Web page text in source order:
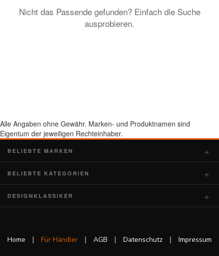
Nicht das Passende gefunden? Einfach die Suche
ausprobieren.
Alle Angaben ohne Gewähr. Marken- und Produktnamen sind
Eigentum der jeweiligen Rechteinhaber.
BELIEBTE MARKEN
BELIEBTE KATEGORIEN
DESIGNKLASSIKER
Home | Für Händler | AGB | Datenschutz | Impressum